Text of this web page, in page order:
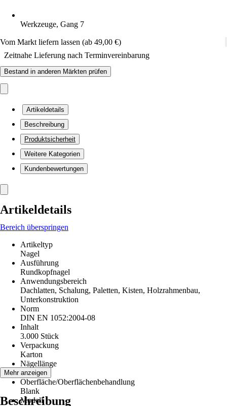
Werkzeuge, Gang 7
Vom Markt liefern lassen (ab 49,00 €)
Zeitnahe Lieferung nach Terminvereinbarung
Bestand in anderen Märkten prüfen
Artikeldetails
Beschreibung
Produktsicherheit
Weitere Kategorien
Kundenbewertungen
Artikeldetails
Bereich überspringen
Artikeltyp
Nagel
Ausführung
Rundkopfnagel
Anwendungsbereich
Dachlatten, Schalung, Paletten, Kisten, Holzrahmenbau,
Unterkonstruktion
Norm
DIN EN 1052:2004-08
Inhalt
3.000 Stück
Verpackung
Karton
Nägellänge
65 mm
Oberfläche/Oberflächenbehandlung
Blank
Modell
Mehr anzeigen
Beschreibung